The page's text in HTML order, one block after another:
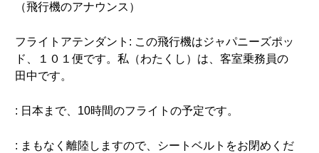
（飛行機のアナウンス）
フライトアテンダント: この飛行機はジャパニーズポッ
ド、１０１便です。私（わたくし）は、客室乗務員の
田中です。
: 日本まで、10時間のフライトの予定です。
: まもなく離陸しますので、シートベルトをお閉めくだ